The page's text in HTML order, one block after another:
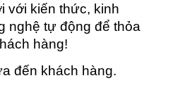
với kiến thức, kinh
nghệ tự động để thỏa
hàng!
đến khách hàng.